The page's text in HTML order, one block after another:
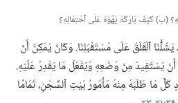
كَيْفَ بَارَكَهُ يَهْوَهُ عَلَى ٱحْتِمَالِهِ؟‏
ٱلْقَلَقُ عَلَى مُسْتَقْبَلِنَا.‏ وَكَانَ يُمْكِنُ أَنْ
يَسْتَفِيدَ مِنْ وَضْعِهِ وَيَفْعَلَ مَا يَقْدِرُ عَلَيْهِ.‏
مَا طَلَبَهُ مِنْهُ مَأْمُورُ بَيْتِ ٱلسِّجْنِ،‏ تَمَامًا